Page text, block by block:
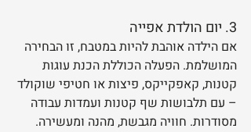
3. יום הולדת אפייה
אם הילדה אוהבת להיות במטבח, זו הבחירה
המושלמת. הפעלה הכוללת הכנת עוגות
קטנות, קאפקייקס, פיצות או חטיפי שוקולד
– עם תלבושות שף קטנות ועמדות עבודה
מסודרות. חוויה מגבשת, מהנה ומעשירה.